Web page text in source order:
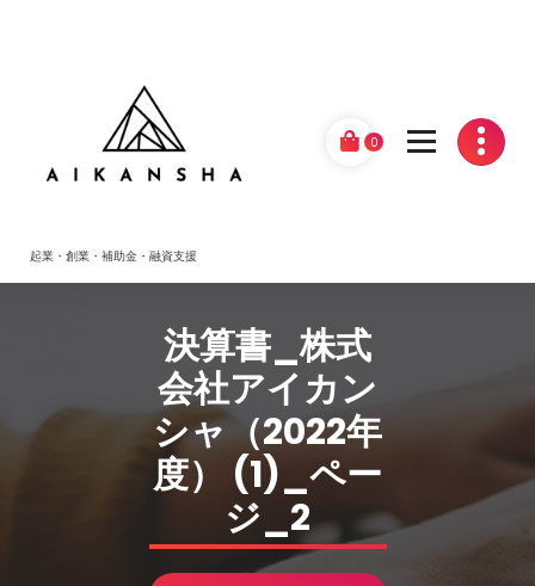
起業・創業・補助金・融資支援
0
決算書_株式
会社アイカン
シャ（2022年
度） (1)_ペー
ジ_2